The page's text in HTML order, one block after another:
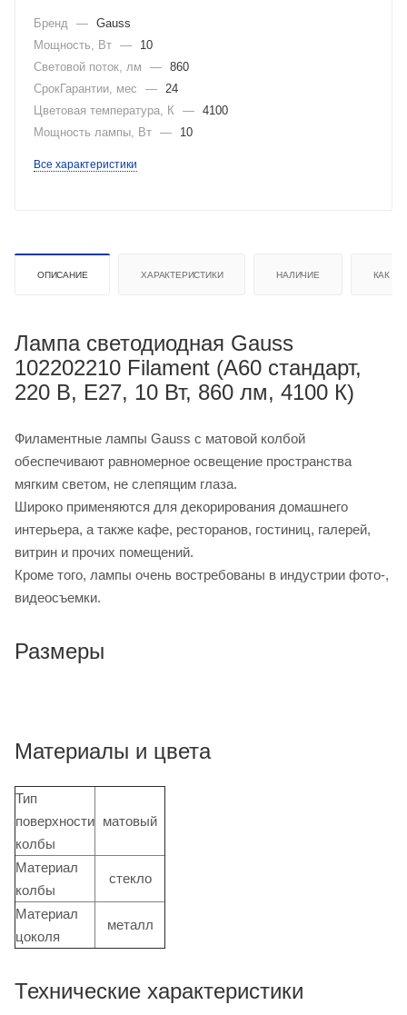
Бренд — Gauss
Мощность, Вт —
10
Световой поток, лм
— 860
СрокГарантии, мес
—
24
Цветовая температура, К
— 4100
Мощность лампы, Вт — 10
Все характеристики
ОПИСАНИЕ ХАРАКТЕРИСТИКИ НАЛИЧИЕ КАК
Лампа светодиодная Gauss
102202210 Filament (A60 стандарт,
220 В, Е27, 10 Вт, 860 лм, 4100 К)
Филаментные лампы Gauss с матовой колбой
обеспечивают равномерное освещение пространства
мягким светом, не слепящим глаза.
Широко применяются для декорирования домашнего
интерьера, а также кафе, ресторанов, гостиниц, галерей,
витрин и прочих помещений.
Кроме того, лампы очень востребованы в индустрии фото-,
видеосъемки.
Размеры
Материалы и цвета
Тип
поверхности
колбы
матовый
Материал
колбы
стекло
Материал
цоколя
металл
Технические характеристики